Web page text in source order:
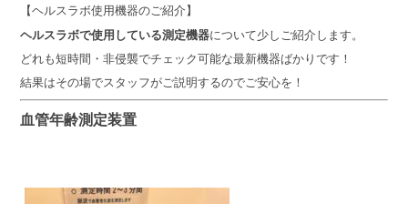
【ヘルスラボ使用機器のご紹介】
ヘルスラボで使用している測定機器について少しご紹介します。
どれも短時間・非侵襲でチェック可能な最新機器ばかりです！
結果はその場でスタッフがご説明するのでご安心を！
血管年齢測定装置